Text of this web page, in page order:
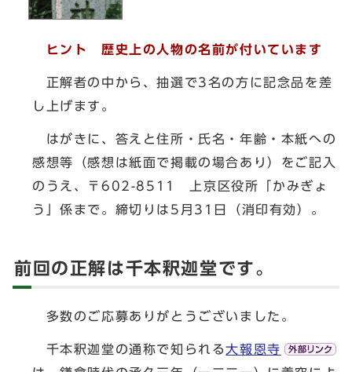
ヒント 歴史上の人物の名前が付いています
正解者の中から、抽選で3名の方に記念品を差
し上げます。
はがきに、答えと住所・氏名・年齢・本紙への
感想等（感想は紙面で掲載の場合あり）をご記入
のうえ、〒602-8511 上京区役所「かみぎょ
う」係まで。締切りは5月31日（消印有効）。
前回の正解は千本釈迦堂です。
多数のご応募ありがとうございました。
千本釈迦堂の通称で知られる大報恩寺